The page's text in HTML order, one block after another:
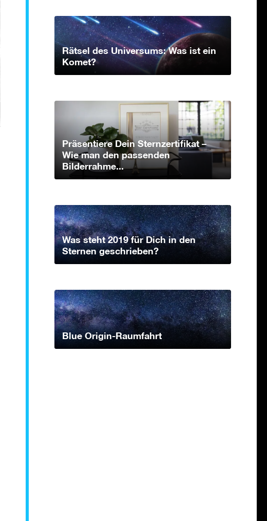
Rätsel des Universums: Was ist ein
Komet?
Präsentiere Dein Sternzertifikat –
Wie man den passenden
Bilderrahme...
Was steht 2019 für Dich in den
Sternen geschrieben?
Blue Origin-Raumfahrt